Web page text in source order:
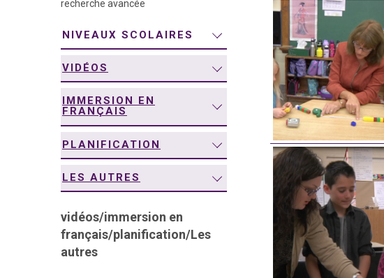
recherche avancée
NIVEAUX SCOLAIRES
VIDÉOS
IMMERSION EN
FRANÇAIS
PLANIFICATION
LES AUTRES
vidéos/immersion en
français/planification/Les
autres